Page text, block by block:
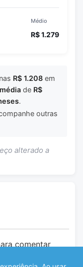
Médio
R$ 1.279
R$ 1.208 em
de R$
.
outras
alterado a
comentar